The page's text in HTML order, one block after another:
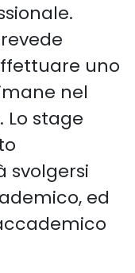
uno
nel
Lo stage
svolgersi
ed